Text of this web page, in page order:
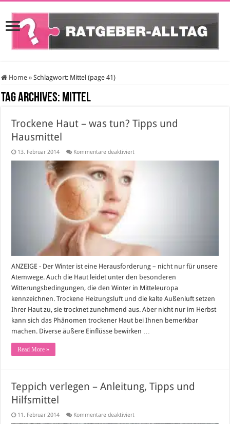
Home » Schlagwort: Mittel (page 41)
Tag Archives: Mittel
Trockene Haut – was tun? Tipps und
Hausmittel
13. Februar 2014 Kommentare deaktiviertfür
ANZEIGE - Der Winter ist eine Herausforderung – nicht nur für unsere
Atemwege. Auch die Haut leidet unter den besonderen
Witterungsbedingungen, die den Winter in Mitteleuropa
kennzeichnen. Trockene Heizungsluft und die kalte Außenluft setzen
Ihrer Haut zu, sie trocknet zunehmend aus. Aber nicht nur im Herbst
kann sich das Phänomen trockener Haut bei Ihnen bemerkbar
machen. Diverse äußere Einflüsse bewirken …
Read More »
Teppich verlegen – Anleitung, Tipps und
Hilfsmittel
11. Februar 2014 Kommentare deaktiviertfür